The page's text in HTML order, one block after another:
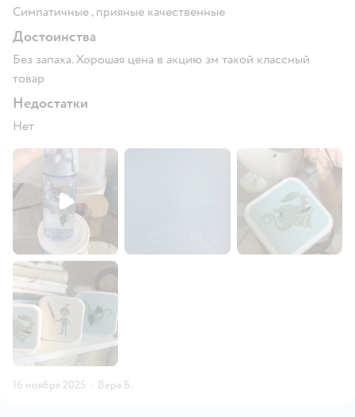
Симпатичные , прияные качественные
Достоинства
Без запаха. Хорошая цена в акцию зм такой классный
товар
Недостатки
Нет
16 ноября 2025 · Вера Б.